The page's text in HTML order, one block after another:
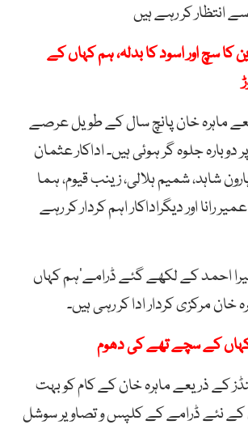
انتظار کر رہے ہیں
کا سچ اور اسود کا بدلہ، ہم کہاں کے
ماہرہ خان پانچ سال کے طویل عرصے
جلوہ گر ہوئی ہیں۔ اداکار عثمان
شاہد، شمیم ہلالی، زینب قیوم، ہما
رانا اور دیگراداکار اہم کردار کر رہے
احمد کے لکھے گئے ڈرامے’ہم کہاں
مرکزی کردار ادا کر رہی ہیں۔
کے سچے تھے کی دھوم
کے ذریعے ماہرہ خان کے کام کو بہت
کے نئے ڈرامے کے کلپس و تصاویر سوشل